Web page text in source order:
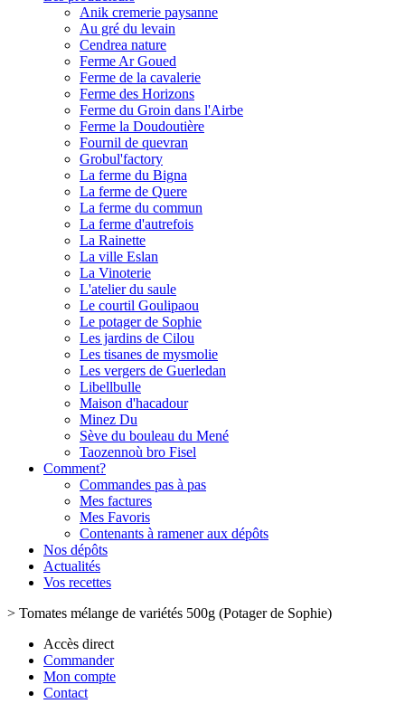
Anik cremerie paysanne
Au gré du levain
Cendrea nature
Ferme Ar Goued
Ferme de la cavalerie
Ferme des Horizons
Ferme du Groin dans l'Airbe
Ferme la Doudoutière
Fournil de quevran
Grobul'factory
La ferme du Bigna
La ferme de Quere
La ferme du commun
La ferme d'autrefois
La Rainette
La ville Eslan
La Vinoterie
L'atelier du saule
Le courtil Goulipaou
Le potager de Sophie
Les jardins de Cilou
Les tisanes de mysmolie
Les vergers de Guerledan
Libellbulle
Maison d'hacadour
Minez Du
Sève du bouleau du Mené
Taozennoù bro Fisel
Comment?
Commandes pas à pas
Mes factures
Mes Favoris
Contenants à ramener aux dépôts
Nos dépôts
Actualités
Vos recettes
> Tomates mélange de variétés 500g (Potager de Sophie)
Accès direct
Commander
Mon compte
Contact